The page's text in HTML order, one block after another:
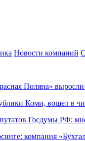
Новости компаний
Поляна»
Коми, вошел в
Госдумы РФ:
компания